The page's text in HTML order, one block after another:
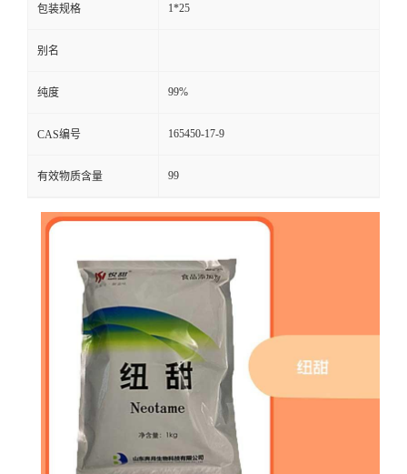
包装规格 1*25
别名
纯度 99%
CAS编号 165450-17-9
有效物质含量 99